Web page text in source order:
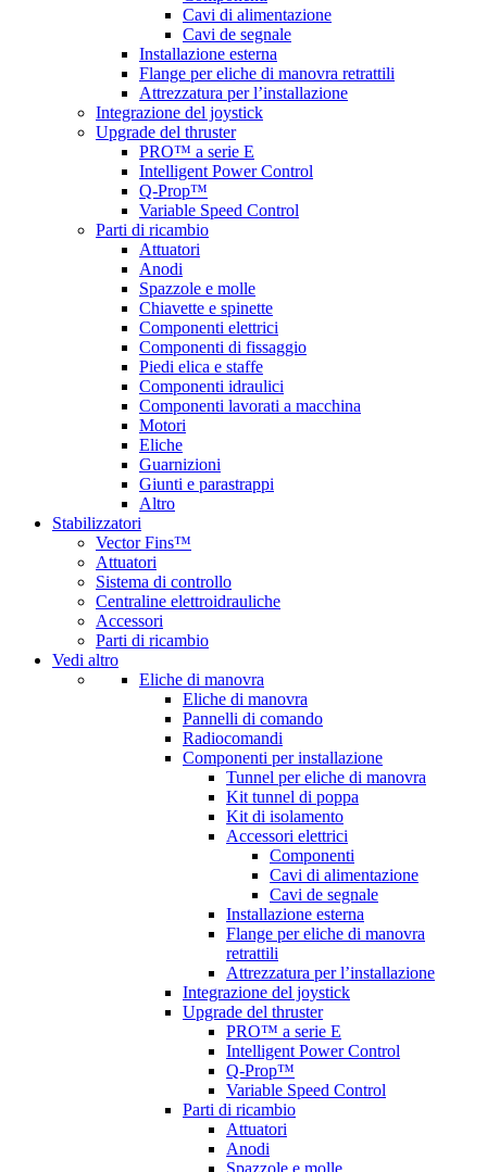
Cavi di alimentazione
Cavi de segnale
Installazione esterna
Flange per eliche di manovra retrattili
Attrezzatura per l’installazione
Integrazione del joystick
Upgrade del thruster
PRO™ a serie E
Intelligent Power Control
Q-Prop™
Variable Speed Control
Parti di ricambio
Attuatori
Anodi
Spazzole e molle
Chiavette e spinette
Componenti elettrici
Componenti di fissaggio
Piedi elica e staffe
Componenti idraulici
Componenti lavorati a macchina
Motori
Eliche
Guarnizioni
Giunti e parastrappi
Altro
Stabilizzatori
Vector Fins™
Attuatori
Sistema di controllo
Centraline elettroidrauliche
Accessori
Parti di ricambio
Vedi altro
Eliche di manovra
Eliche di manovra
Pannelli di comando
Radiocomandi
Componenti per installazione
Tunnel per eliche di manovra
Kit tunnel di poppa
Kit di isolamento
Accessori elettrici
Componenti
Cavi di alimentazione
Cavi de segnale
Installazione esterna
Flange per eliche di manovra
retrattili
Attrezzatura per l’installazione
Integrazione del joystick
Upgrade del thruster
PRO™ a serie E
Intelligent Power Control
Q-Prop™
Variable Speed Control
Parti di ricambio
Attuatori
Anodi
Spazzole e molle